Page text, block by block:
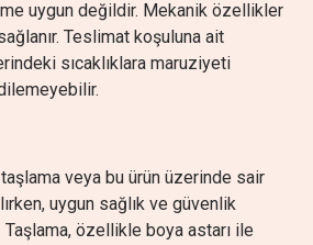
uygun değildir. Mekanik özellikler
Teslimat koşuluna ait
sıcaklıklara maruziyeti
veya bu ürün üzerinde sair
uygun sağlık ve güvenlik
Taşlama, özellikle boya astarı ile